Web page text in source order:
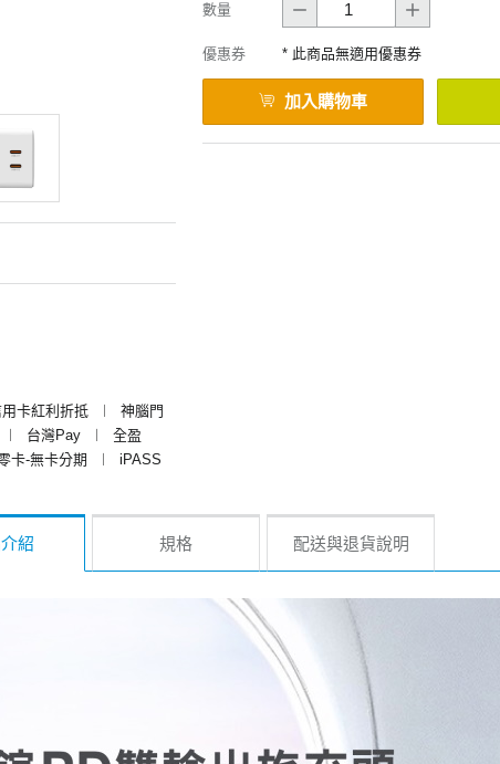
卡紅利折抵 ︱
神腦門
︱ 台灣Pay ︱
全盈
卡-無卡分期 ︱
iPASS
數量
優惠券 * 此商品無適用優惠券
加入購物車
紹 規格 配送與退貨說明